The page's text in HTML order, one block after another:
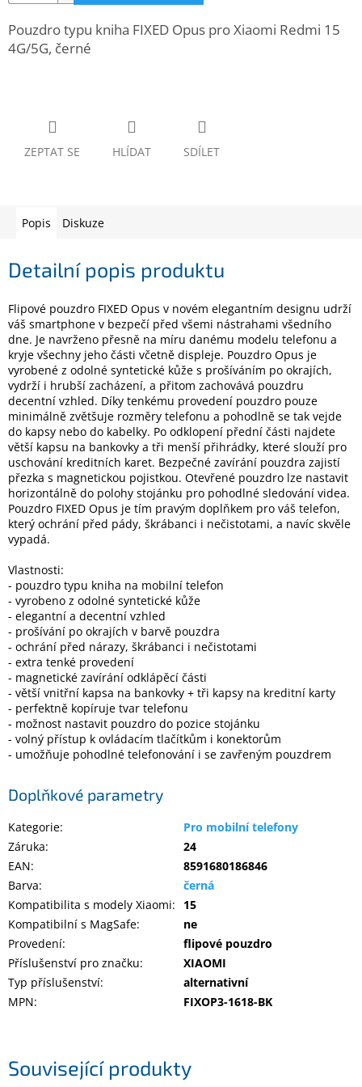
www.inpraise.cz
Cyklo
Dílna
Velké
Počítače
notebooky
Elektronika
Domácnost
%
Black
Friday
Akční
zboží
TONERY
CARTRIDGE
OEM
Sestavy
počítačů
Inpraise
MILESIGHT
Doprodej
Přihlášení
Pouzdro typu kniha FIXED Opus pro Xiaomi Redmi 15
4G/5G, černé
ZEPTAT SE HLÍDAT SDÍLET
Související produkty
Popis Diskuze
Detailní popis produktu
Flipové pouzdro FIXED Opus v novém elegantním designu udrží
váš smartphone v bezpečí před všemi nástrahami všedního
dne. Je navrženo přesně na míru danému modelu telefonu a
kryje všechny jeho části včetně displeje. Pouzdro Opus je
vyrobené z odolné syntetické kůže s prošíváním po okrajích,
vydrží i hrubší zacházení, a přitom zachovává pouzdru
decentní vzhled. Díky tenkému provedení pouzdro pouze
minimálně zvětšuje rozměry telefonu a pohodlně se tak vejde
do kapsy nebo do kabelky. Po odklopení přední části najdete
větší kapsu na bankovky a tři menší přihrádky, které slouží pro
uschování kreditních karet. Bezpečné zavírání pouzdra zajistí
přezka s magnetickou pojistkou. Otevřené pouzdro lze nastavit
horizontálně do polohy stojánku pro pohodlné sledování videa.
Pouzdro FIXED Opus je tím pravým doplňkem pro váš telefon,
který ochrání před pády, škrábanci i nečistotami, a navíc skvěle
vypadá.
Vlastnosti:
- pouzdro typu kniha na mobilní telefon
- vyrobeno z odolné syntetické kůže
- elegantní a decentní vzhled
- prošívání po okrajích v barvě pouzdra
- ochrání před nárazy, škrábanci i nečistotami
- extra tenké provedení
- magnetické zavírání odklápěcí části
- větší vnitřní kapsa na bankovky + tři kapsy na kreditní karty
- perfektně kopíruje tvar telefonu
- možnost nastavit pouzdro do pozice stojánku
- volný přístup k ovládacím tlačítkům i konektorům
- umožňuje pohodlné telefonování i se zavřeným pouzdrem
Doplňkové parametry
Kategorie:
Pro mobilní telefony
Záruka:
24
EAN:
8591680186846
Barva:
černá
Kompatibilita s modely Xiaomi:
15
Kompatibilní s MagSafe:
ne
Provedení:
flipové pouzdro
Příslušenství pro značku:
XIAOMI
Typ příslušenství:
alternativní
MPN: FIXOP3-1618-BK